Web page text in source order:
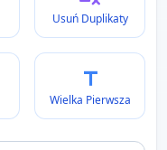
Usuń Duplikaty
Wielka Pierwsza